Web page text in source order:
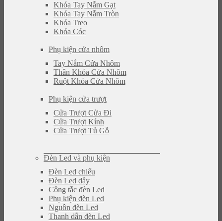
Khóa Tay Nắm Gạt
Khóa Tay Nắm Tròn
Khóa Treo
Khóa Cóc
Phụ kiện cửa nhôm
Tay Nắm Cửa Nhôm
Thân Khóa Cửa Nhôm
Ruột Khóa Cửa Nhôm
Phụ kiện cửa trượt
Cửa Trượt Cửa Đi
Cửa Trượt Kính
Cửa Trượt Tủ Gỗ
Đèn Led và phụ kiện
Đèn Led chiếu
Đèn Led dây
Công tắc đèn Led
Phụ kiện đèn Led
Nguồn đèn Led
Thanh dẫn đèn Led